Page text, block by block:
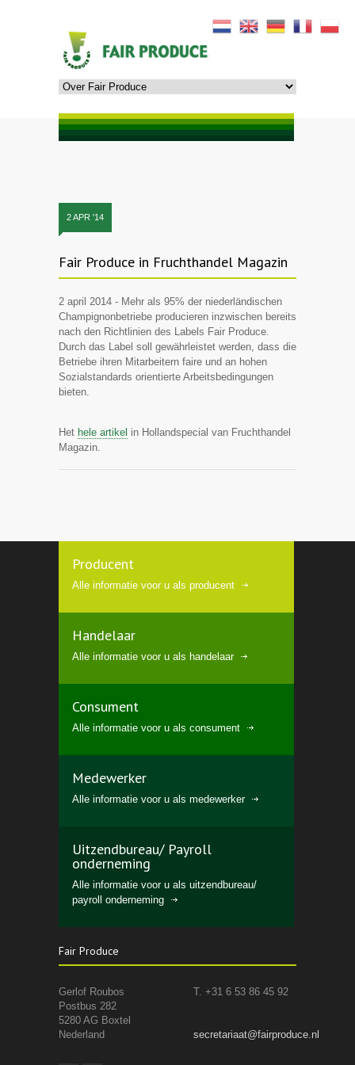
2APR '14
Fair Produce in Fruchthandel Magazin
2 april 2014 - Mehr als 95% der niederländischen
Champignonbetriebe producieren inzwischen bereits
nach den Richtlinien des Labels Fair Produce.
Durch das Label soll gewährleistet werden, dass die
Betriebe ihren Mitarbeitern faire und an hohen
Sozialstandards orientierte Arbeitsbedingungen
bieten.
Het hele artikel in Hollandspecial van Fruchthandel
Magazin.
Producent
Alle informatie voor u als producent
Handelaar
Alle informatie voor u als handelaar
Consument
Alle informatie voor u als consument
Medewerker
Alle informatie voor u als medewerker
Uitzendbureau/ Payroll
onderneming
Alle informatie voor u als uitzendbureau/
payroll onderneming
Fair Produce
Gerlof Roubos
T. +31 6 53 86 45 92
Postbus 282
5280 AG Boxtel
Nederland
secretariaat@fairproduce.nl